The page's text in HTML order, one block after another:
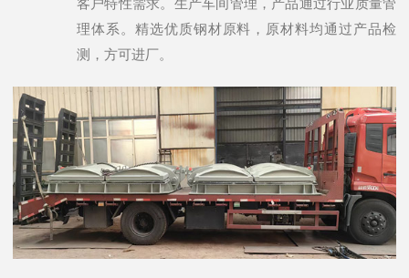
客户特性需求。生产车间管理，产品通过行业质量管
理体系。精选优质钢材原料，原材料均通过产品检
测，方可进厂。